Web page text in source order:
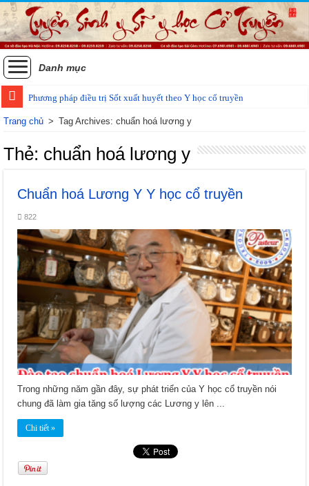
Danh mục
Phương pháp điều trị Sốt xuất huyết theo Y học cổ truyền
Trang chủ > Tag Archives: chuẩn hoá lương y
Thẻ: chuẩn hoá lương y
Chuẩn hoá Lương Y Y học cổ truyền
822
Trong những năm gần đây, sự phát triển của Y học cổ truyền nói
chung đã làm gia tăng số lượng các Lương y lên ...
Chi tiết »